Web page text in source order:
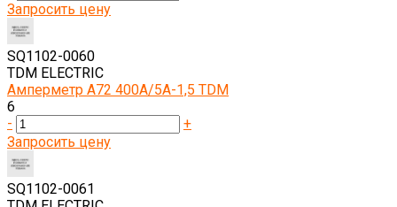
Запросить цену
SQ1102-0060
TDM ELECTRIC
Амперметр А72 400А/5А-1,5 TDM
6
-
+
Запросить цену
SQ1102-0061